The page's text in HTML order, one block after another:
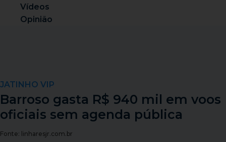
Vídeos
Opinião
JATINHO VIP
Barroso gasta R$ 940 mil em voos
oficiais sem agenda pública
Fonte: linharesjr.com.br